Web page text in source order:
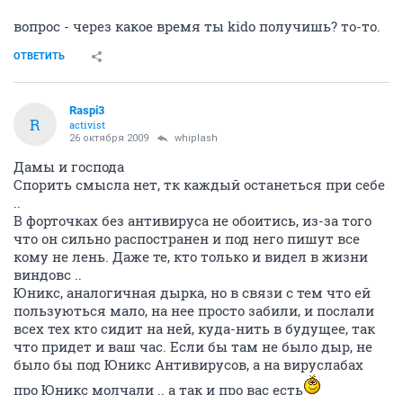
вопрос - через какое время ты kido получишь? то-то.
ОТВЕТИТЬ
R
Raspi3
activist
26 октября 2009 whiplash
Дамы и господа
Спорить смысла нет, тк каждый останеться при себе
..
В форточках без антивируса не обоитись, из-за того
что он сильно распостранен и под него пишут все
кому не лень. Даже те, кто только и видел в жизни
виндовс ..
Юникс, аналогичная дырка, но в связи с тем что ей
пользуються мало, на нее просто забили, и послали
всех тех кто сидит на ней, куда-нить в будущее, так
что придет и ваш час. Если бы там не было дыр, не
было бы под Юникс Антивирусов, а на вируслабах
про Юникс молчали .. а так и про вас есть